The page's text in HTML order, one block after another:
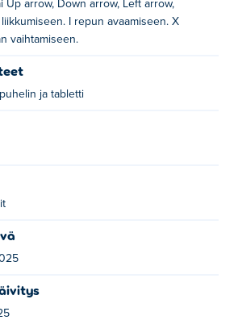
tausta
Sandboxin?
Indiesoftin luoma. Pelaa heidän
Fish Eat Fish
Fantasy Sandboxia
Up arrow, Down arrow, Left arrow,
I repun avaamiseen. X
vaihtamiseen.
ja tabletti